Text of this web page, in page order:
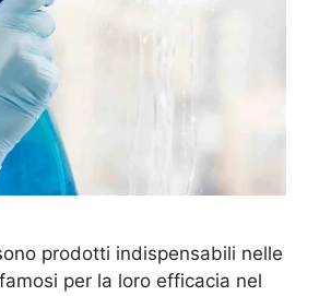
prodotti indispensabili nelle
per la loro efficacia nel